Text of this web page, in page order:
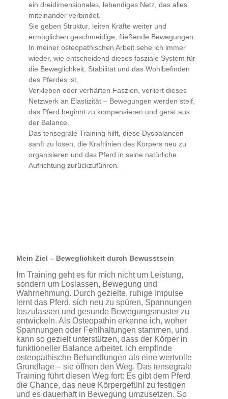
ein dreidimensionales, lebendiges Netz, das alles
miteinander verbindet.
Sie geben Struktur, leiten Kräfte weiter und
ermöglichen geschmeidige, fließende Bewegungen.
In meiner osteopathischen Arbeit sehe ich immer
wieder, wie entscheidend dieses fasziale System für
die Beweglichkeit, Stabilität und das Wohlbefinden
des Pferdes ist.
Verkleben oder verhärten Faszien, verliert dieses
Netzwerk an Elastizität – Bewegungen werden steif,
das Pferd beginnt zu kompensieren und gerät aus
der Balance.
Das tensegrale Training hilft, diese Dysbalancen
sanft zu lösen, die Kraftlinien des Körpers neu zu
organisieren und das Pferd in seine natürliche
Aufrichtung zurückzuführen.
Mein Ziel – Beweglichkeit durch Bewusstsein
Im Training geht es für mich nicht um Leistung,
sondern um Loslassen, Bewegung und
Wahrnehmung. Durch gezielte, ruhige Impulse
lernt das Pferd, sich neu zu spüren, Spannungen
loszulassen und gesunde Bewegungsmuster zu
entwickeln. Als Osteopathin erkenne ich, woher
Spannungen oder Fehlhaltungen stammen, und
kann so gezielt unterstützen, dass der Körper in
funktioneller Balance arbeitet. Ich empfinde
osteopathische Behandlungen als eine wertvolle
Grundlage – sie öffnen den Weg. Das tensegrale
Training führt diesen Weg fort: Es gibt dem Pferd
die Chance, das neue Körpergefühl zu festigen
und es dauerhaft in Bewegung umzusetzen. So